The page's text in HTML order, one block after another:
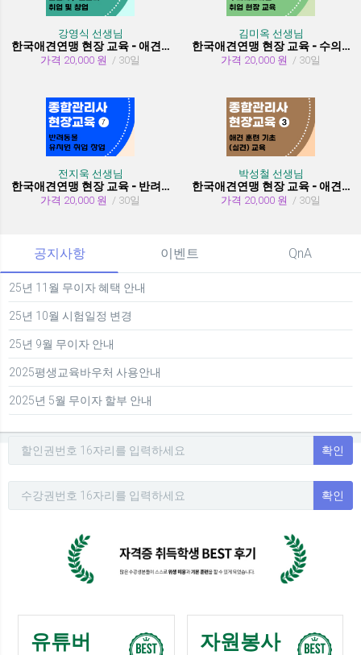
강영식 선생님
한국애견연맹 현장 교육 - 애견훈련사/핸들러 취업 및 창업
가격 20,000 원 / 30일
김미옥 선생님
한국애견연맹 현장 교육 - 수의테크니션(동물보건사) (취업 현장 교육)
가격 20,000 원 / 30일
전지욱 선생님
한국애견연맹 현장 교육 - 반려동물 유치원 취창업
가격 20,000 원 / 30일
박성철 선생님
한국애견연맹 현장 교육 - 애견 훈련 기초 (실견)
가격 20,000 원 / 30일
공지사항 이벤트 QnA
25년 11월 무이자 혜택 안내
25년 10월 시험일정 변경
25년 9월 무이자 안내
2025평생교육바우처 사용안내
2025년 5월 무이자 할부 안내
확인
확인
유튜버
자원봉사